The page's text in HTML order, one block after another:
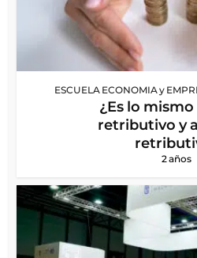
ESCUELA ECONOMIA y
¿Es lo
retributivo y
2 años